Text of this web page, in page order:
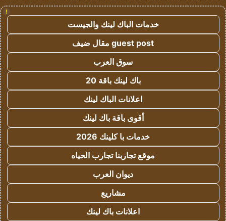
!
خدمات الباك لينك والجيست
guest post مقال ضيف
سوق العرب
باك لينك باقة 20
اعلانات الباك لينك
أقوى باقة باك لينك
خدمات با كلينك 2026
موقع تجاربنا تجارب الحياه
ديوان العرب
مشاريع
اعلانات باك لينك